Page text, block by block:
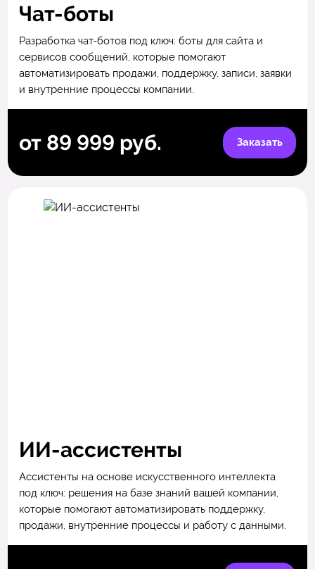
Чат-боты
Разработка чат-ботов под ключ: боты для сайта и
сервисов сообщений, которые помогают
автоматизировать продажи, поддержку, записи, заявки
и внутренние процессы компании.
от 89 999 руб. Заказать
ИИ-ассистенты
Ассистенты на основе искусственного интеллекта
под ключ: решения на базе знаний вашей компании,
которые помогают автоматизировать поддержку,
продажи, внутренние процессы и работу с данными.